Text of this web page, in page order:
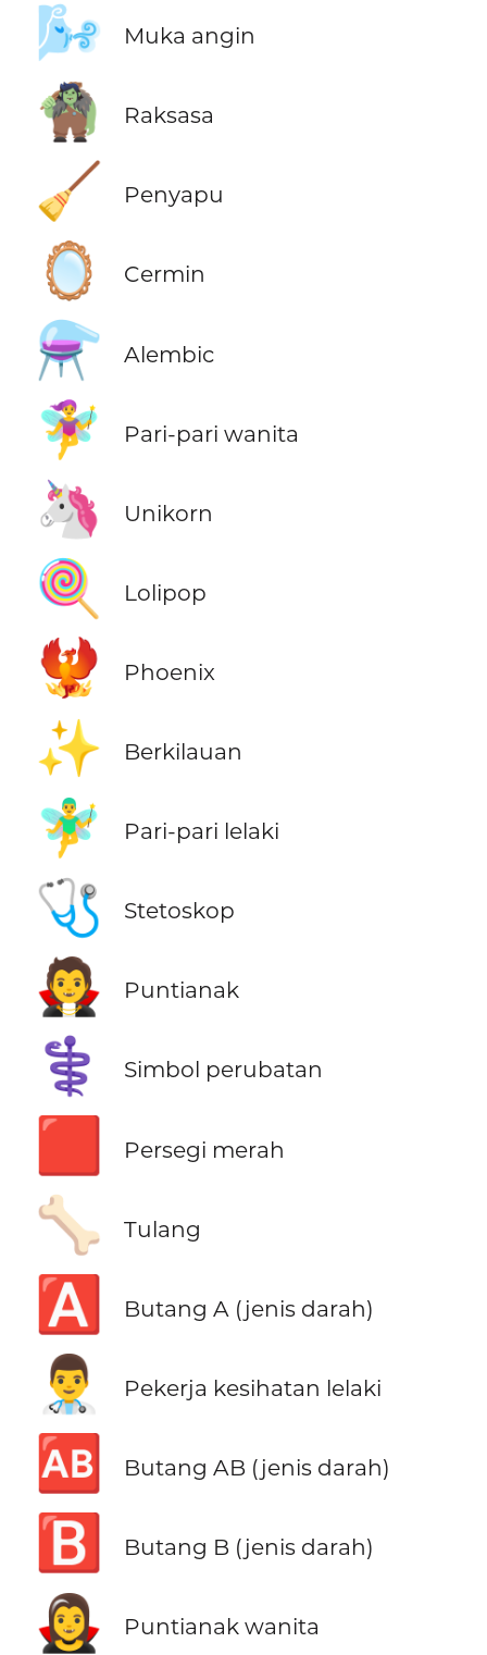
🌬️ Muka angin
🧌 Raksasa
🧹 Penyapu
🪞 Cermin
⚗️ Alembic
🧚‍♀️ Pari-pari wanita
🦄 Unikorn
🍭 Lolipop
🐦‍🔥 Phoenix
✨ Berkilauan
🧚‍♂️ Pari-pari lelaki
🩺 Stetoskop
🧛 Puntianak
⚕️ Simbol perubatan
🟥 Persegi merah
🦴 Tulang
🅰️ Butang A (jenis darah)
👨‍⚕️ Pekerja kesihatan lelaki
🆎 Butang AB (jenis darah)
🅱️ Butang B (jenis darah)
🧛‍♀️ Puntianak wanita